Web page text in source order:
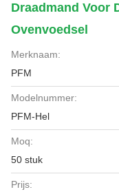
Draadmand Voor
Ovenvoedsel
Merknaam:
PFM
Modelnummer:
PFM-Hel
Moq:
50 stuk
Prijs: